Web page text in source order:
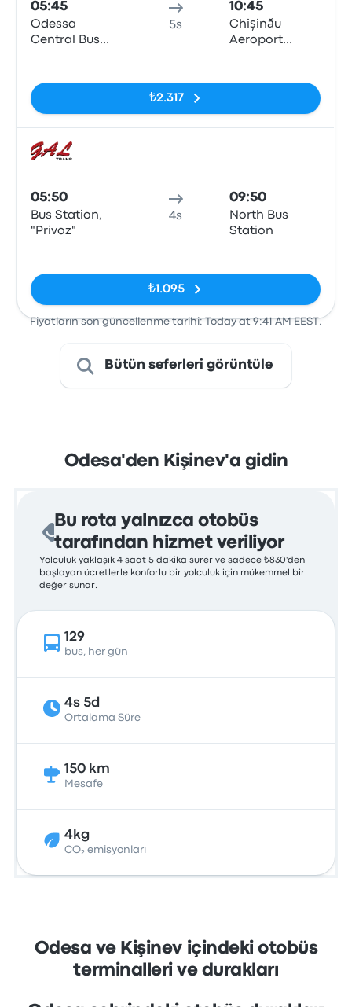
05:45
Odessa
Central Bus
5s
10:45
Chișinău
Aeroport
₺2.317
05:50
Bus Station,
"Privoz"
4s
09:50
North Bus
Station
₺1.095
Fiyatların son güncellenme tarihi: Today at 9:41 AM EEST.
Bütün seferleri görüntüle
Odesa'den Kişinev'a gidin
Bu rota yalnızca otobüs
tarafından hizmet veriliyor
Yolculuk yaklaşık 4 saat 5 dakika sürer ve sadece ₺830'den
başlayan ücretlerle konforlu bir yolculuk için mükemmel bir
değer sunar.
129
bus, her gün
4s 5d
Ortalama Süre
150 km
Mesafe
4kg
CO₂ emisyonları
Odesa ve Kişinev içindeki otobüs
terminalleri ve durakları